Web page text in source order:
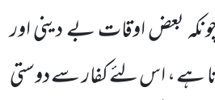
بعض اوقات بے دینی اور
ہے ، اس لئے کفار سے دوستی